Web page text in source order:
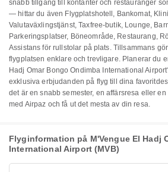
snabb tillgång till kontanter och restauranger
— hittar du även Flygplatshotell, Bankomat,
Valutaväxlingstjänst, Taxfree-butik, Lounge,
Parkeringsplatser, Böneområde, Restaurang,
Assistans för rullstolar på plats. Tillsammans
flygplatsen enklare och trevligare. Planerar du
Hadj Omar Bongo Ondimba International
exklusiva erbjudanden på flyg till dina
det är en snabb semester, en affärsresa eller
med Airpaz och få ut det mesta av din resa.
Flyginformation på M'Vengue El Hadj
International Airport (MVB)